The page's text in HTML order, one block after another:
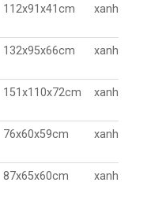
112x91x41cm xanh
132x95x66cm xanh
151x110x72cm xanh
76x60x59cm xanh
87x65x60cm xanh